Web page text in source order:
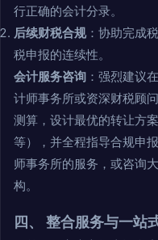
行正确的会计分录。
后续财税合规：协助完成
税申报的连续性。
会计服务咨询 ：强烈建议
计师事务所或资深财税顾
测算，设计最优的转让方
等），并全程指导合规申
师事务所的服务，或咨询
构。
四、 整合服务与一站